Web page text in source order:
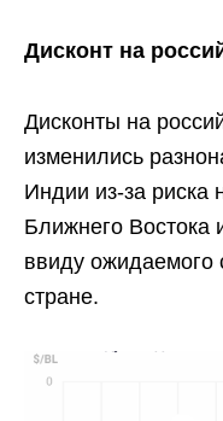
Дисконт на
Дисконты на
изменились
Индии из-за риска
Ближнего Востока
ввиду ожидаемого
стране.